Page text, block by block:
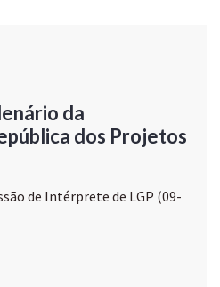
da
dos Projetos
de Intérprete de LGP (09-